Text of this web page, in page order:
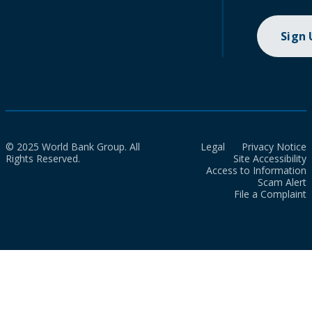
Sign
© 2025 World Bank Group. All
Rights Reserved.
Legal
Privacy Notice
Site Accessibility
Access to Information
Scam Alert
File a Complaint